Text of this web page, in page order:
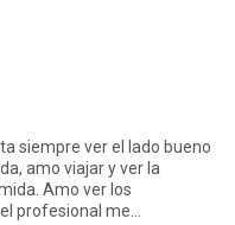
siempre ver el lado bueno
amo viajar y ver la
profesional me